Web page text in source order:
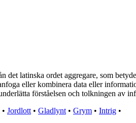
det latinska ordet aggregare, som
eller kombinera data eller
förståelsen och tolkningen av
• Jordlott • Gladlynt • Grym • Intrig •